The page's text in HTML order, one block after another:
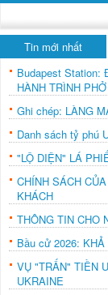
Tin mới nhất
Budapest Station:
HÀNH TRÌNH
Ghi chép: LÀNG
Danh sách tỷ phú
"LỘ DIỆN" LÁ
CHÍNH SÁCH
KHÁCH
THÔNG TIN CHO
Bầu cử 2026:
VỤ "TRẤN" TIỀN
UKRAINE